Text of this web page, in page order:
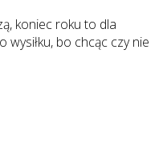
koniec roku to dla
bo chcąc czy nie